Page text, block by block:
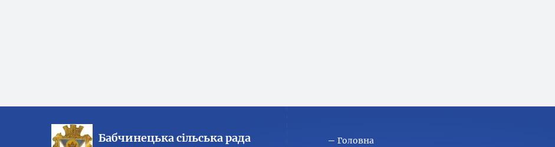
Бабчинецька сільська рада
Головна